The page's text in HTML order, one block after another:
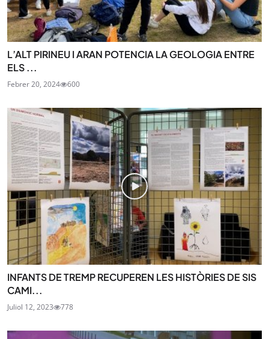
L’ALT PIRINEU I ARAN POTENCIA LA GEOLOGIA ENTRE
ELS ...
Febrer 20, 2024 600
INFANTS DE TREMP RECUPEREN LES HISTÒRIES DE SIS
CAMI...
Juliol 12, 2023 778